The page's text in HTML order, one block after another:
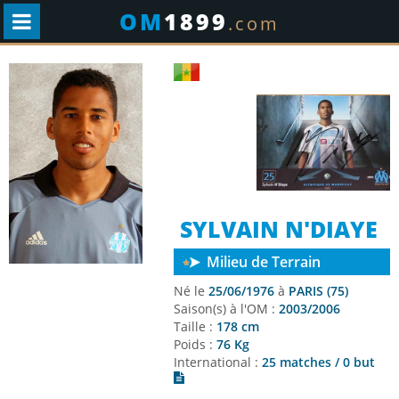
OM1899.com
SYLVAIN N'DIAYE
Milieu de Terrain
Né le 25/06/1976 à PARIS (75)
Saison(s) à l'OM : 2003/2006
Taille : 178 cm
Poids : 76 Kg
International : 25 matches / 0 but